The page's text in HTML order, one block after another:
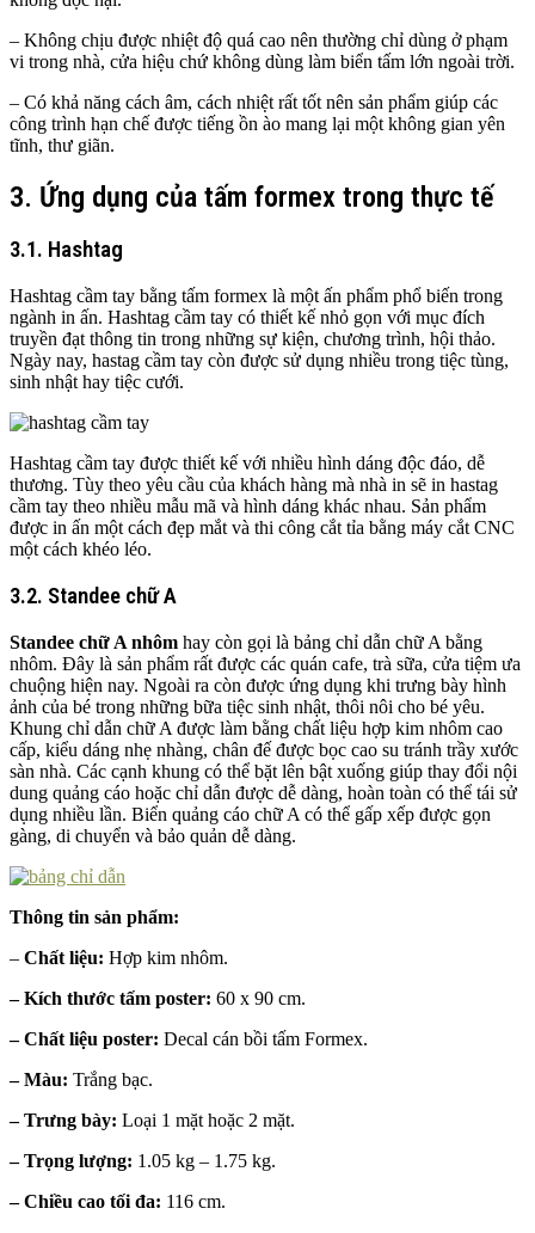
– Không chịu được nhiệt độ quá cao nên thường chỉ dùng ở phạm
vi trong nhà, cửa hiệu chứ không dùng làm biển tấm lớn ngoài trời.
– Có khả năng cách âm, cách nhiệt rất tốt nên sản phẩm giúp các
công trình hạn chế được tiếng ồn ào mang lại một không gian yên
tĩnh, thư giãn.
3. Ứng dụng của tấm formex trong thực tế
3.1. Hashtag
Hashtag cầm tay bằng tấm formex là một ấn phẩm phổ biến trong
ngành in ấn. Hashtag cầm tay có thiết kế nhỏ gọn với mục đích
truyền đạt thông tin trong những sự kiện, chương trình, hội thảo.
Ngày nay, hastag cầm tay còn được sử dụng nhiều trong tiệc tùng,
sinh nhật hay tiệc cưới.
Hashtag cầm tay được thiết kế với nhiều hình dáng độc đáo, dễ
thương. Tùy theo yêu cầu của khách hàng mà nhà in sẽ in hastag
cầm tay theo nhiều mẫu mã và hình dáng khác nhau. Sản phẩm
được in ấn một cách đẹp mắt và thi công cắt tỉa bằng máy cắt CNC
một cách khéo léo.
3.2. Standee chữ A
Standee chữ A nhôm hay còn gọi là bảng chỉ dẫn chữ A bằng
nhôm. Đây là sản phẩm rất được các quán cafe, trà sữa, cửa tiệm ưa
chuộng hiện nay. Ngoài ra còn được ứng dụng khi trưng bày hình
ảnh của bé trong những bữa tiệc sinh nhật, thôi nôi cho bé yêu.
Khung chỉ dẫn chữ A được làm bằng chất liệu hợp kim nhôm cao
cấp, kiểu dáng nhẹ nhàng, chân đế được bọc cao su tránh trầy xước
sàn nhà. Các cạnh khung có thể bặt lên bật xuống giúp thay đổi nội
dung quảng cáo hoặc chỉ dẫn được dễ dàng, hoàn toàn có thể tái sử
dụng nhiều lần. Biển quảng cáo chữ A có thể gấp xếp được gọn
gàng, di chuyển và bảo quản dễ dàng.
Thông tin sản phẩm:
– Chất liệu: Hợp kim nhôm.
– Kích thước tấm poster: 60 x 90 cm.
– Chất liệu poster: Decal cán bồi tấm Formex.
– Màu: Trắng bạc.
– Trưng bày: Loại 1 mặt hoặc 2 mặt.
– Trọng lượng: 1.05 kg – 1.75 kg.
– Chiều cao tối đa: 116 cm.